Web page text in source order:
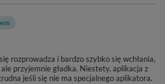
rozprowadza i bardzo szybko się wchłania,
przyjemnie gładka. Niestety, aplikacja z
jeśli się nie ma specjalnego aplikatora.